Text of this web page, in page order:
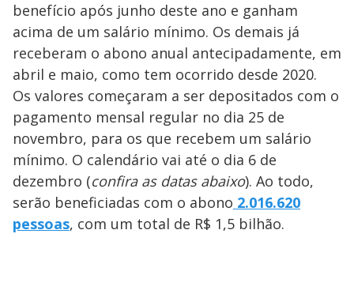
benefício após junho deste ano e ganham
acima de um salário mínimo. Os demais já
receberam o abono anual antecipadamente, em
abril e maio, como tem ocorrido desde 2020.
Os valores começaram a ser depositados com o
pagamento mensal regular no dia 25 de
novembro, para os que recebem um salário
mínimo. O calendário vai até o dia 6 de
dezembro (confira as datas abaixo). Ao todo,
serão beneficiadas com o abono 2.016.620
pessoas, com um total de R$ 1,5 bilhão.